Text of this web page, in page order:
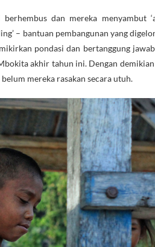
dan mereka menyambut
– bantuan pembangunan yang
pondasi dan bertanggung
akhir tahun ini. Dengan
mereka rasakan secara utuh.